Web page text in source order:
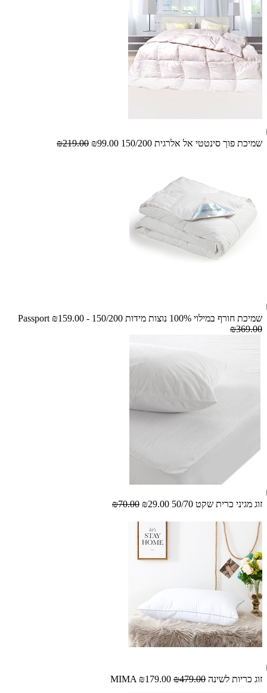
שמיכת פוך סינטטי אל אלרגית 150/200 ₪99.00
₪219.00
שמיכת חורף במילוי 100% נוצות מידות 150/200 - Passport
₪159.00
₪369.00
זוג מגיני כרית שקט 50/70 ₪29.00
₪70.00
זוג כריות לשינה MIMA ₪179.00 ₪479.00